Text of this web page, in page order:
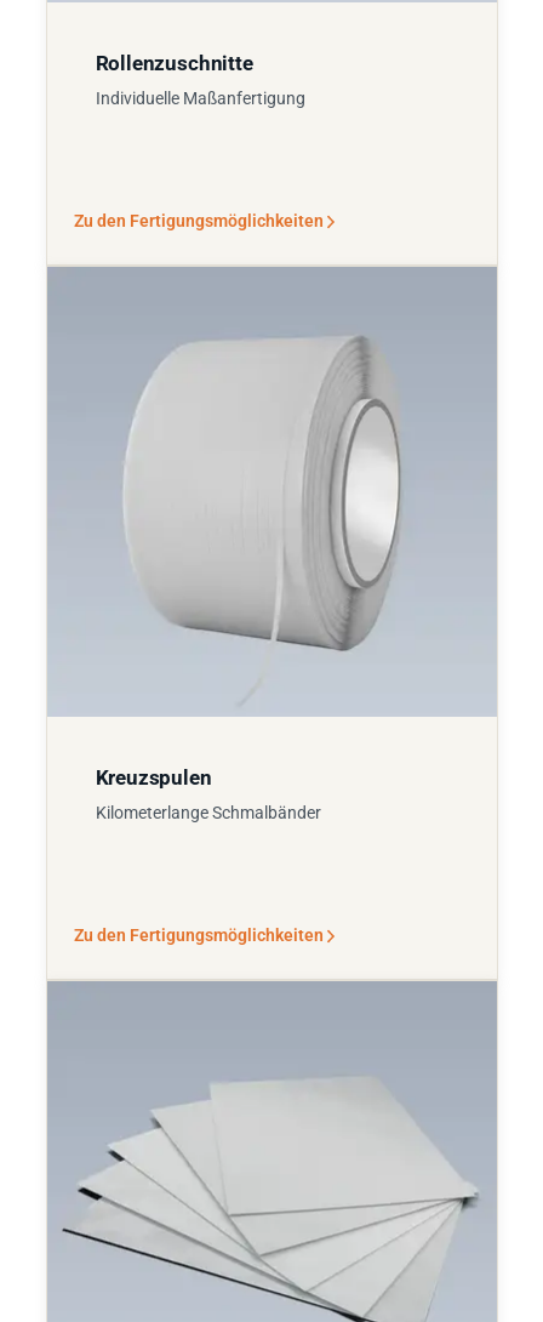
Rollenzuschnitte
Individuelle Maßanfertigung
Zu den Fertigungsmöglichkeiten
Kreuzspulen
Kilometerlange Schmalbänder
Zu den Fertigungsmöglichkeiten